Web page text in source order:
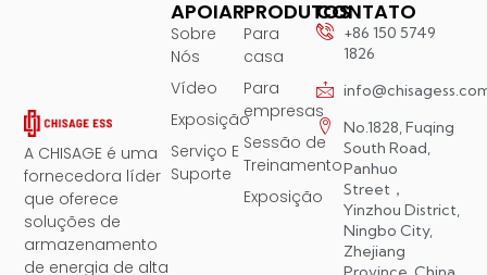
A CHISAGE é uma
fornecedora líder
que oferece
soluções de
armazenamento
de energia de alta
PRODUTOS
Para
casa
Para
empresas
Sessão de
Treinamento
Exposição
APOIAR
Sobre
Nós
Vídeo
Exposição
Serviço E
Suporte
CONTATO
+86 150 5749
1826
No.1828, Fuqing
South Road,
Panhuo
Street，
Yinzhou District,
Ningbo City,
Zhejiang